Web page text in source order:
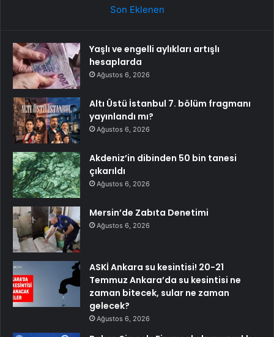
Son Eklenen
Yaşlı ve engelli aylıkları artışlı
hesaplarda
Ağustos 6, 2026
Altı Üstü İstanbul 7. bölüm fragmanı
yayınlandı mı?
Ağustos 6, 2026
Akdeniz’in dibinden 50 bin tanesi
çıkarıldı
Ağustos 6, 2026
Mersin’de Zabıta Denetimi
Ağustos 6, 2026
ASKİ Ankara su kesintisi! 20-21
Temmuz Ankara’da su kesintisi ne
zaman bitecek, sular ne zaman
gelecek?
Ağustos 6, 2026